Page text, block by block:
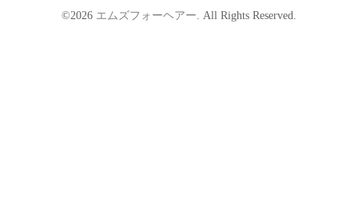
©2026 エムズフォーヘアー . All Rights Reserved.